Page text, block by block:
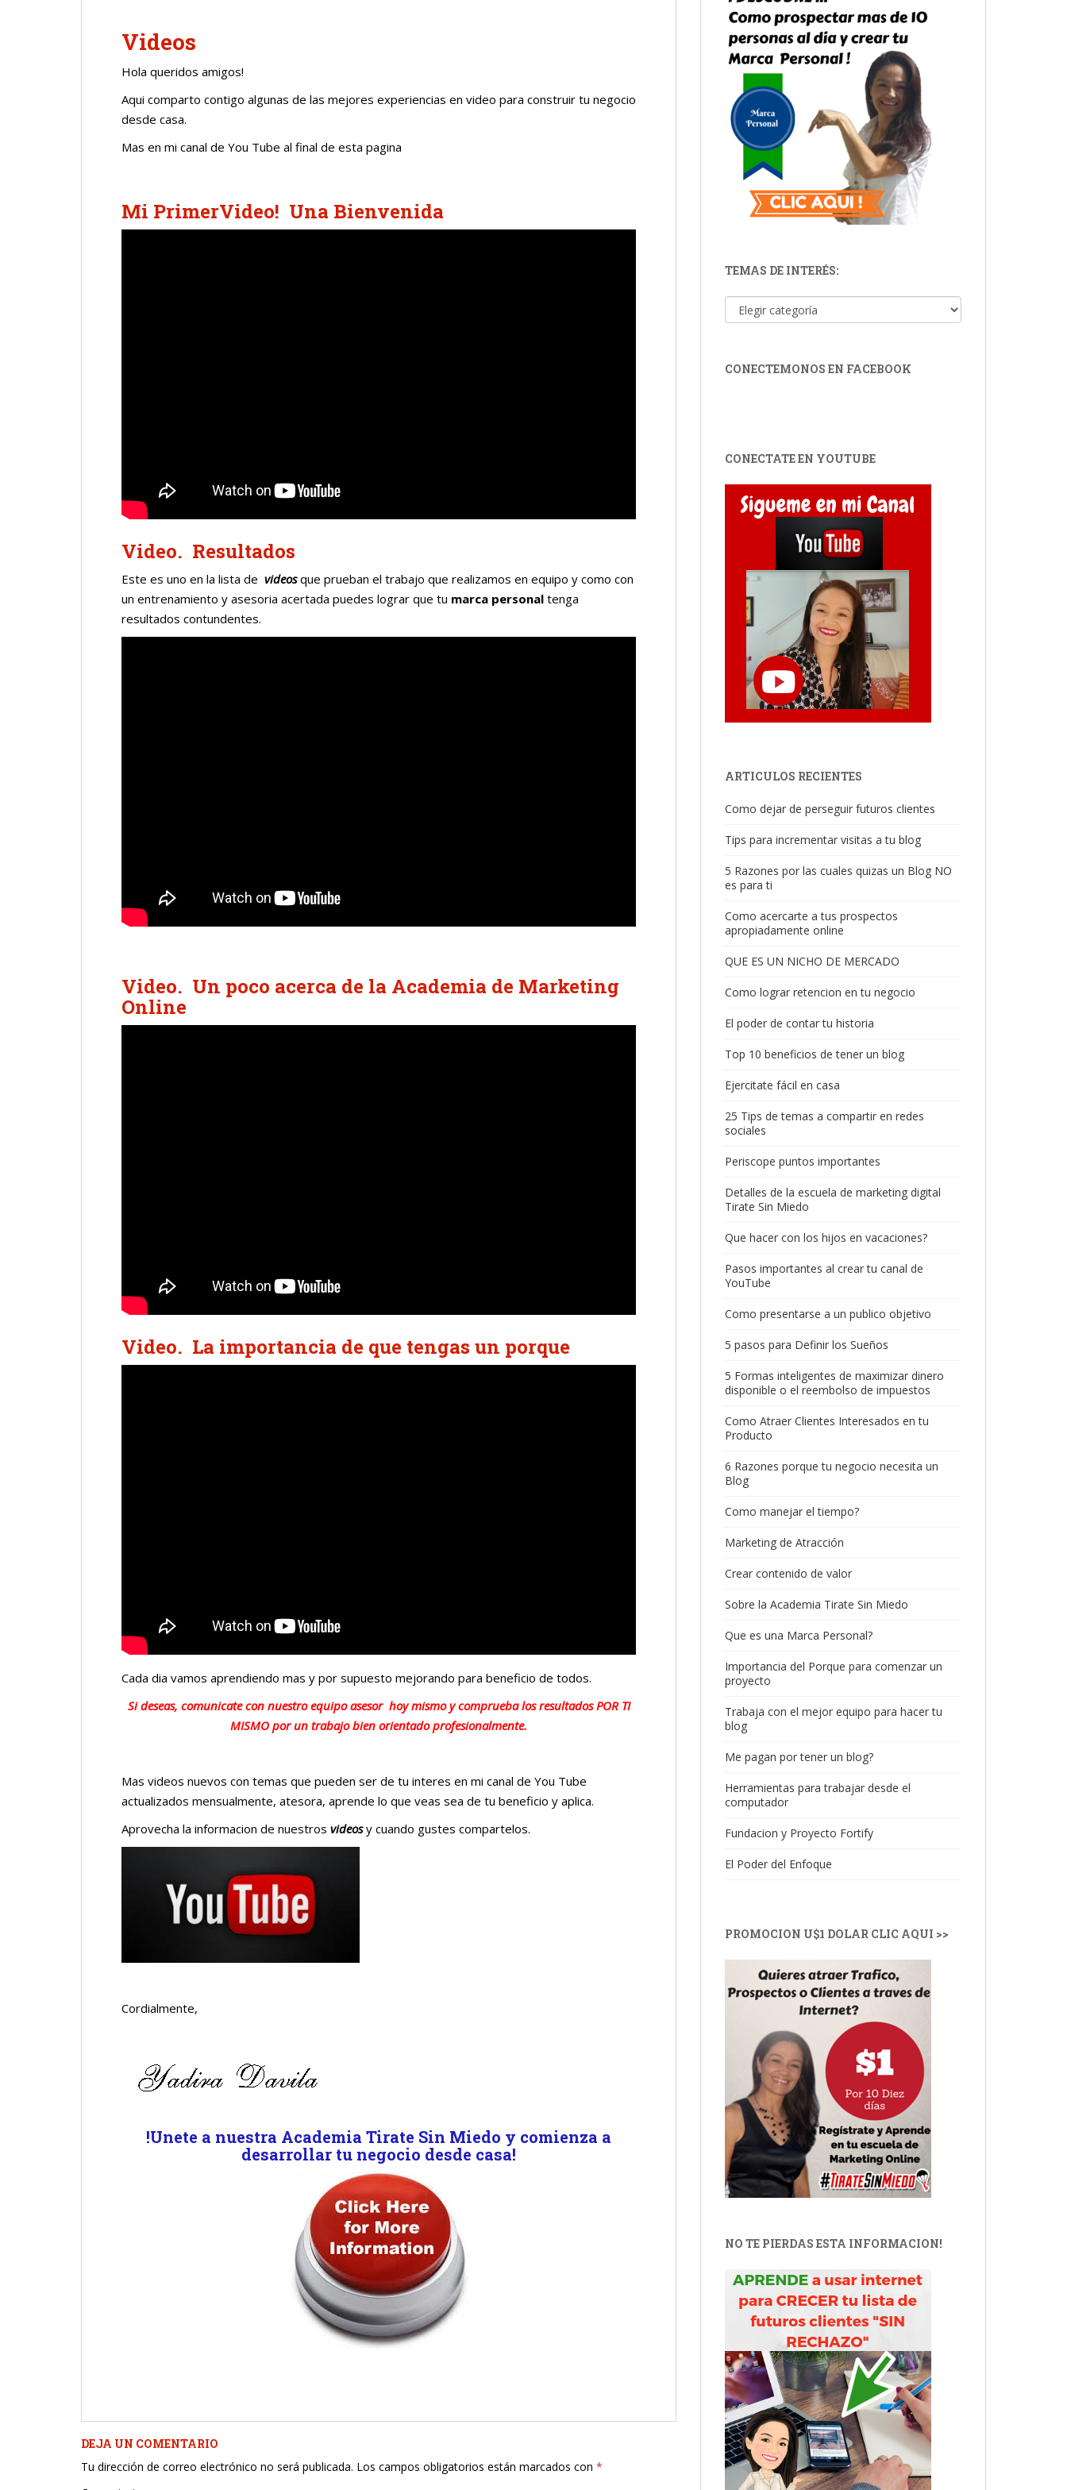
Videos
Hola queridos amigos!
Aqui comparto contigo algunas de las mejores experiencias en video para construir tu negocio
desde casa.
Mas en mi canal de You Tube al final de esta pagina
Mi PrimerVideo! Una Bienvenida
Video. Resultados
Este es uno en la lista de videosque prueban el trabajo que realizamos en equipo y como con
un entrenamiento y asesoria acertada puedes lograr que tu marca personal tenga
resultados contundentes.
Video. Un poco acerca de la Academia de Marketing
Online
Video. La importancia de que tengas un porque
Cada dia vamos aprendiendo mas y por supuesto mejorando para beneficio de todos.
Si deseas, comunicate con nuestro equipo asesor hoy mismo y comprueba los resultados POR TI
MISMO por un trabajo bien orientado profesionalmente.
Mas videos nuevos con temas que pueden ser de tu interes en mi canal de You Tube
actualizados mensualmente, atesora, aprende lo que veas sea de tu beneficio y aplica.
Aprovecha la informacion de nuestros videosy cuando gustes compartelos.
Cordialmente,
!Unete a nuestra Academia Tirate Sin Miedo y comienza a
desarrollar tu negocio desde casa!
DEJA UN COMENTARIO
Tu dirección de correo electrónico no será publicada. Los campos obligatorios están marcados con *
TEMAS DE INTERÉS:
Temas de Interés:
CONECTEMONOS EN FACEBOOK
CONECTATE EN YOUTUBE
ARTICULOS RECIENTES
Como dejar de perseguir futuros clientes
Tips para incrementar visitas a tu blog
5 Razones por las cuales quizas un Blog NO
es para ti
Como acercarte a tus prospectos
apropiadamente online
QUE ES UN NICHO DE MERCADO
Como lograr retencion en tu negocio
El poder de contar tu historia
Top 10 beneficios de tener un blog
Ejercitate fácil en casa
25 Tips de temas a compartir en redes
sociales
Periscope puntos importantes
Detalles de la escuela de marketing digital
Tirate Sin Miedo
Que hacer con los hijos en vacaciones?
Pasos importantes al crear tu canal de
YouTube
Como presentarse a un publico objetivo
5 pasos para Definir los Sueños
5 Formas inteligentes de maximizar dinero
disponible o el reembolso de impuestos
Como Atraer Clientes Interesados en tu
Producto
6 Razones porque tu negocio necesita un
Blog
Como manejar el tiempo?
Marketing de Atracción
Crear contenido de valor
Sobre la Academia Tirate Sin Miedo
Que es una Marca Personal?
Importancia del Porque para comenzar un
proyecto
Trabaja con el mejor equipo para hacer tu
blog
Me pagan por tener un blog?
Herramientas para trabajar desde el
computador
Fundacion y Proyecto Fortify
El Poder del Enfoque
PROMOCION U$1 DOLAR CLIC AQUI >>
NO TE PIERDAS ESTA INFORMACION!